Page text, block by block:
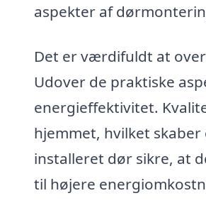
aspekter af
Det er værdifuldt at
Udover de praktiske
energieffektivitet.
hjemmet, hvilket
installeret dør sikre, at
til højere